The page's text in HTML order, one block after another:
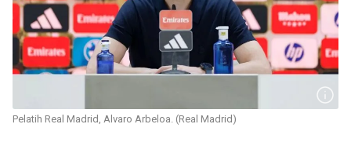
Pelatih Real Madrid, Alvaro Arbeloa. (Real Madrid)